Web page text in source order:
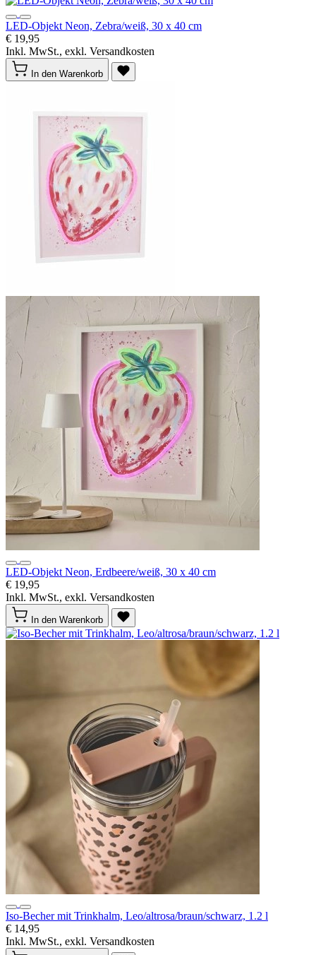
LED-Objekt Neon, Zebra/weiß, 30 x 40 cm
€ 19,95
Inkl. MwSt., exkl. Versandkosten
In den Warenkorb
LED-Objekt Neon, Erdbeere/weiß, 30 x 40 cm
€ 19,95
Inkl. MwSt., exkl. Versandkosten
In den Warenkorb
Iso-Becher mit Trinkhalm, Leo/altrosa/braun/schwarz, 1.2 l
€ 14,95
Inkl. MwSt., exkl. Versandkosten